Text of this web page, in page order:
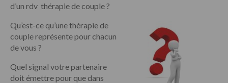
d’un rdv thérapie de couple ?
Qu’est-ce qu’une thérapie de
couple représente pour chacun
de vous ?
Quel signal votre partenaire
doit émettre pour que dans